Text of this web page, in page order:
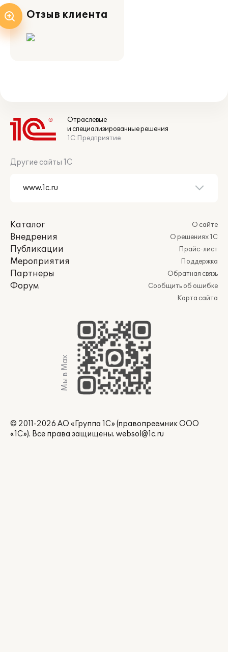
Отзыв клиента
Отраслевые
и специализированные решения
1С:Предприятие
Другие сайты 1С
Каталог
Внедрения
Публикации
Мероприятия
Партнеры
Форум
О сайте
О решениях 1С
Прайс-лист
Поддержка
Обратная связь
Сообщить об ошибке
Карта сайта
Мы в Max
© 2011-2026 АО «Группа 1С» (правопреемник ООО
«1С»). Все права защищены. websol@1c.ru